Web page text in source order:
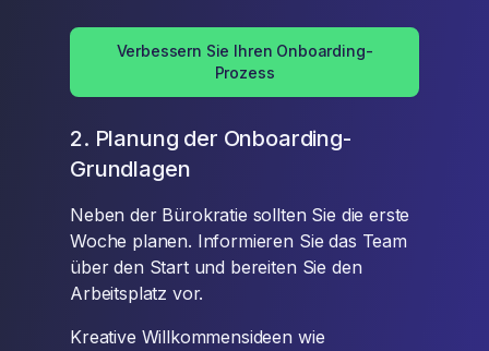
Verbessern Sie Ihren Onboarding-
Prozess
2. Planung der Onboarding-
Grundlagen
Neben der Bürokratie sollten Sie die erste
Woche planen. Informieren Sie das Team
über den Start und bereiten Sie den
Arbeitsplatz vor.
Kreative Willkommensideen wie